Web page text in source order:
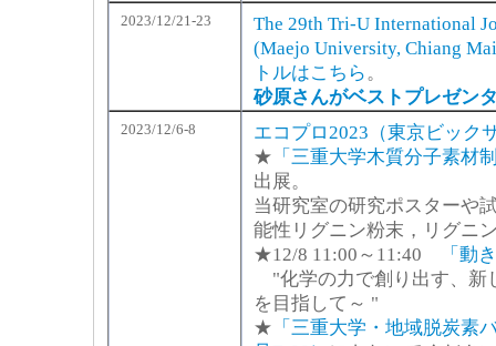
2023/12/21-23
The 29th Tri-U International
(Maejo University, Chiang
トルはこちら。
砂原さんがベストプレゼン
2023/12/6-8
エコプロ2023（東京ビック
★ 「三重大学木質分子素材
出展。
当研究室の研究ポスターや
能性リグニン粉末，リグニ
★12/8 11:00～11:40
「動
"化学の力で創り出す、新
を目指して～ "
★ 「三重大学・地域脱炭素